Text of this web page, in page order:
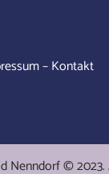
–Kontakt
Nenndorf ©